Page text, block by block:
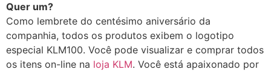
Quer um?
Como lembrete do centésimo aniversário da
companhia, todos os produtos exibem o logotipo
especial KLM100. Você pode visualizar e comprar todos
os itens on-line na loja KLM. Você está apaixonado por